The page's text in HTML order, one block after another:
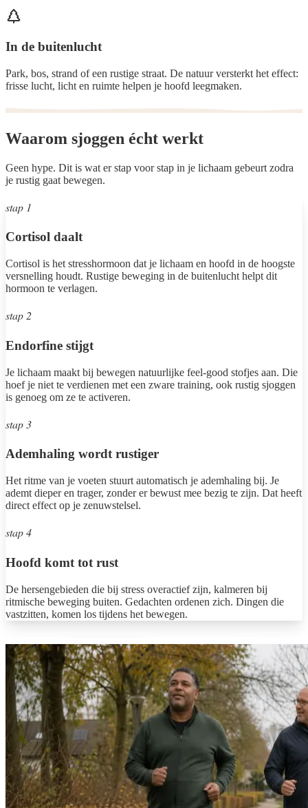
In de buitenlucht
Park, bos, strand of een rustige straat. De natuur versterkt het effect:
frisse lucht, licht en ruimte helpen je hoofd leegmaken.
Waarom sjoggen écht werkt
Geen hype. Dit is wat er stap voor stap in je lichaam gebeurt zodra
je rustig gaat bewegen.
stap 1
Cortisol daalt
Cortisol is het stresshormoon dat je lichaam en hoofd in de hoogste
versnelling houdt. Rustige beweging in de buitenlucht helpt dit
hormoon te verlagen.
stap 2
Endorfine stijgt
Je lichaam maakt bij bewegen natuurlijke feel-good stofjes aan. Die
hoef je niet te verdienen met een zware training, ook rustig sjoggen
is genoeg om ze te activeren.
stap 3
Ademhaling wordt rustiger
Het ritme van je voeten stuurt automatisch je ademhaling bij. Je
ademt dieper en trager, zonder er bewust mee bezig te zijn. Dat heeft
direct effect op je zenuwstelsel.
stap 4
Hoofd komt tot rust
De hersengebieden die bij stress overactief zijn, kalmeren bij
ritmische beweging buiten. Gedachten ordenen zich. Dingen die
vastzitten, komen los tijdens het bewegen.